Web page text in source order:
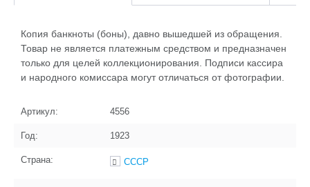
Копия банкноты (боны), давно вышедшей из обращения.
Товар не является платежным средством и предназначен
только для целей коллекционирования. Подписи кассира
и народного комиссара могут отличаться от фотографии.
Артикул: 4556
Год: 1923
Страна: СССР